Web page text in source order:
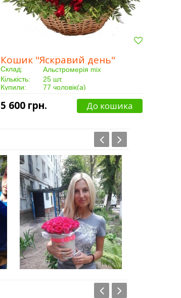
Кошик "Яскравий день"
Склад: Альстромерія mix
Кількість:
25 шт.
Купили:
77 чоловік(а)
5 600 грн. До кошика